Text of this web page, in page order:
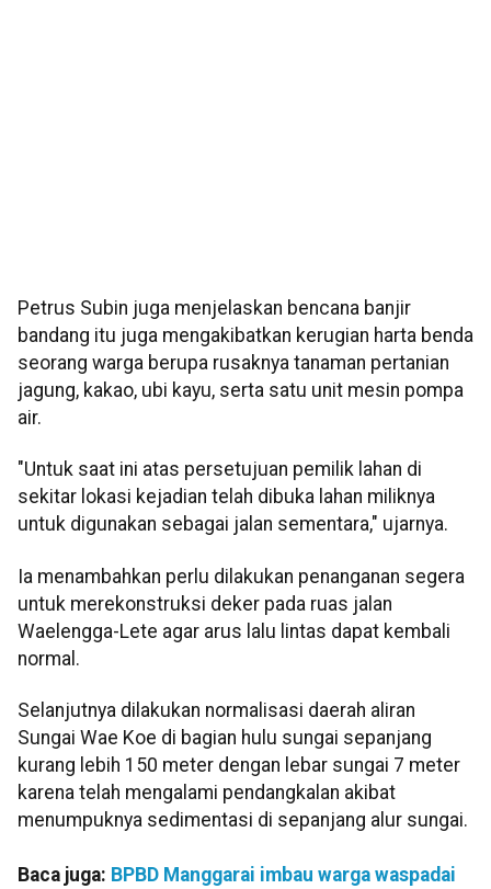
Petrus Subin juga menjelaskan bencana banjir
bandang itu juga mengakibatkan kerugian harta benda
seorang warga berupa rusaknya tanaman pertanian
jagung, kakao, ubi kayu, serta satu unit mesin pompa
air.
"Untuk saat ini atas persetujuan pemilik lahan di
sekitar lokasi kejadian telah dibuka lahan miliknya
untuk digunakan sebagai jalan sementara," ujarnya.
Ia menambahkan perlu dilakukan penanganan segera
untuk merekonstruksi deker pada ruas jalan
Waelengga-Lete agar arus lalu lintas dapat kembali
normal.
Selanjutnya dilakukan normalisasi daerah aliran
Sungai Wae Koe di bagian hulu sungai sepanjang
kurang lebih 150 meter dengan lebar sungai 7 meter
karena telah mengalami pendangkalan akibat
menumpuknya sedimentasi di sepanjang alur sungai.
Baca juga: BPBD Manggarai imbau warga waspadai